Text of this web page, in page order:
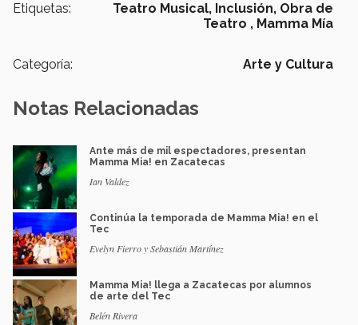
Etiquetas: Teatro Musical, Inclusión, Obra de
Teatro , Mamma Mía
Categoría: Arte y Cultura
Notas Relacionadas
Ante más de mil espectadores, presentan
Mamma Mia! en Zacatecas
Ian Valdez
Continúa la temporada de Mamma Mia! en el
Tec
Evelyn Fierro y Sebastián Martínez
Mamma Mia! llega a Zacatecas por alumnos
de arte del Tec
Belén Rivera